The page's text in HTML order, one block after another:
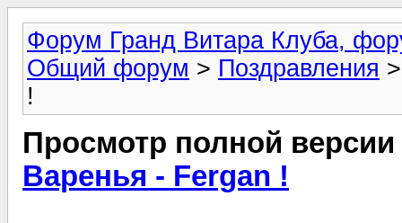
Форум Гранд Витара Клуба,
Общий форум > Поздравления
!
Просмотр полной
Варенья - Fergan !